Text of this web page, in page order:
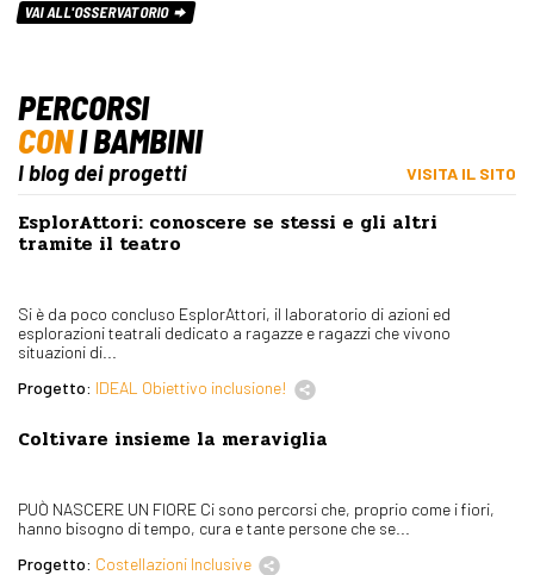
VAI ALL'OSSERVATORIO
PERCORSI
CONI BAMBINI
I blog dei progetti VISITA IL SITO
EsplorAttori: conoscere se stessi e gli altri
tramite il teatro
Si è da poco concluso EsplorAttori, il laboratorio di azioni ed
esplorazioni teatrali dedicato a ragazze e ragazzi che vivono
situazioni di...
Progetto: IDEAL Obiettivo inclusione!
Coltivare insieme la meraviglia
PUÒ NASCERE UN FIORE Ci sono percorsi che, proprio come i fiori,
hanno bisogno di tempo, cura e tante persone che se...
Progetto: Costellazioni Inclusive